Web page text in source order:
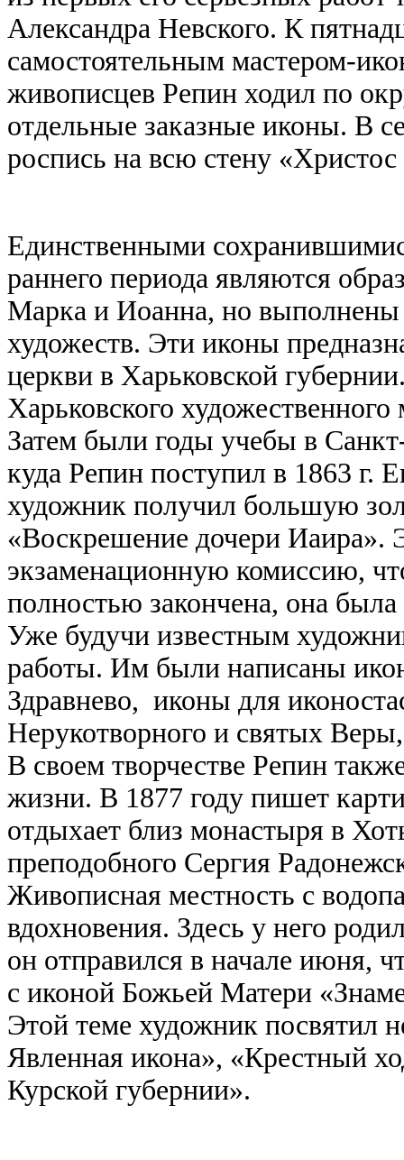
Александра Невского. К
самостоятельным мастером-
живописцев Репин ходил по
отдельные заказные иконы. В
роспись на всю стену
Единственными
раннего периода являются
Марка и Иоанна, но
художеств. Эти иконы
церкви в Харьковской
Харьковского художественного
Затем были годы учебы в
куда Репин поступил в 1863 г.
художник получил большую
«Воскрешение дочери Иаира».
экзаменационную комиссию,
полностью закончена, она
Уже будучи известным
работы. Им были написаны
Здравнево, иконы для
Нерукотворного и святых
В своем творчестве Репин
жизни. В 1877 году пишет
отдыхает близ монастыря в
преподобного Сергия
Живописная местность с
вдохновения. Здесь у него
он отправился в начале июня,
с иконой Божьей Матери
Этой теме художник посвятил
Явленная икона», «Крестный
Курской губернии».